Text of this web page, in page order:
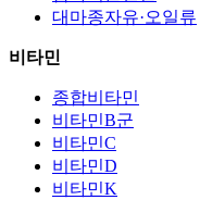
대마종자유·오일류
비타민
종합비타민
비타민B군
비타민C
비타민D
비타민K